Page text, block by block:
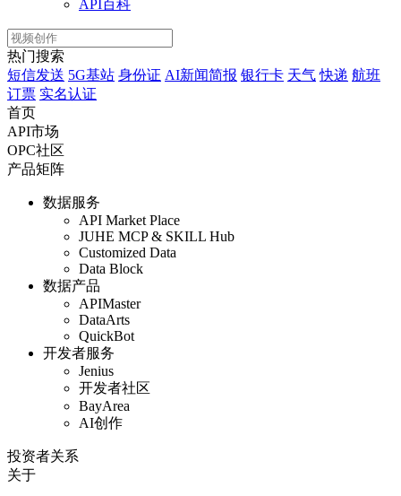
API百科
热门搜索
短信发送 5G基站 身份证 AI新闻简报 银行卡 天气 快递 航班
订票 实名认证
首页
API市场
OPC社区
产品矩阵
数据服务
API Market Place
JUHE MCP & SKILL Hub
Customized Data
Data Block
数据产品
APIMaster
DataArts
QuickBot
开发者服务
Jenius
开发者社区
BayArea
AI创作
投资者关系
关于